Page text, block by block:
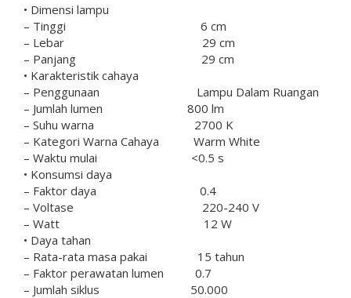
• Dimensi lampu
– Tinggi 6 cm
– Lebar 29 cm
– Panjang 29 cm
• Karakteristik cahaya
– Penggunaan Lampu Dalam Ruangan
– Jumlah lumen 800 lm
– Suhu warna 2700 K
– Kategori Warna Cahaya Warm White
– Waktu mulai <0.5 s
• Konsumsi daya
– Faktor daya 0.4
– Voltase 220-240 V
– Watt 12 W
• Daya tahan
– Rata-rata masa pakai 15 tahun
– Faktor perawatan lumen 0.7
– Jumlah siklus 50.000